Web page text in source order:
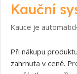
Kauční
Kauce je
Při nákupu
zahrnuta v ceně.